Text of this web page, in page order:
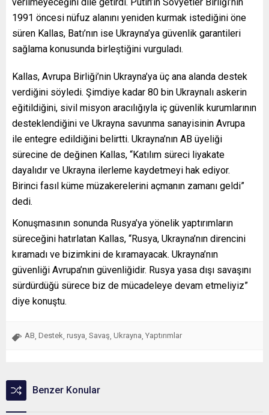
1991 öncesi nüfuz alanını yeniden kurmak istediğini öne
süren Kallas, Batı’nın ise Ukrayna’ya güvenlik garantileri
sağlama konusunda birleştiğini vurguladı.
Kallas, Avrupa Birliği’nin Ukrayna’ya üç ana alanda destek
verdiğini söyledi. Şimdiye kadar 80 bin Ukraynalı askerin
eğitildiğini, sivil misyon aracılığıyla iç güvenlik kurumlarının
desteklendiğini ve Ukrayna savunma sanayisinin Avrupa
ile entegre edildiğini belirtti. Ukrayna’nın AB üyeliği
sürecine de değinen Kallas, “Katılım süreci liyakate
dayalıdır ve Ukrayna ilerleme kaydetmeyi hak ediyor.
Birinci fasıl küme müzakerelerini açmanın zamanı geldi”
dedi.
Konuşmasının sonunda Rusya’ya yönelik yaptırımların
süreceğini hatırlatan Kallas, “Rusya, Ukrayna’nın direncini
kıramadı ve bizimkini de kıramayacak. Ukrayna’nın
güvenliği Avrupa’nın güvenliğidir. Rusya yasa dışı savaşını
sürdürdüğü sürece biz de mücadeleye devam etmeliyiz”
diye konuştu.
AB Destek rusya Savaş Ukrayna Yaptırımlar
Benzer Konular